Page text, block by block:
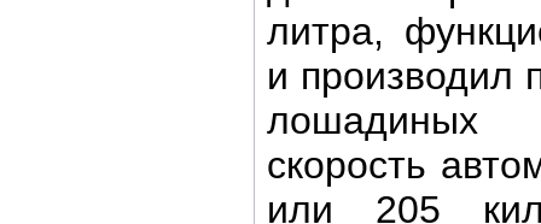
литра,
и производил
лошадиных
скорость
или 205